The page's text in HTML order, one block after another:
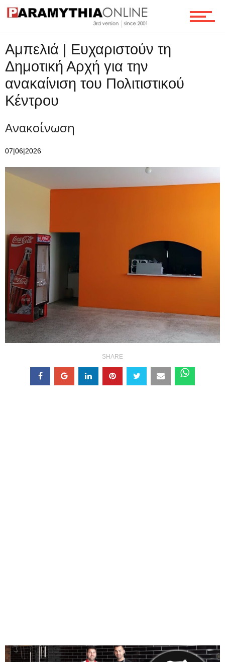
Αμπελιά | Ευχαριστούν τη
Δημοτική Αρχή για την
ανακαίνιση του Πολιτιστικού
Κέντρου
Ανακοίνωση
07|06|2026
SHARE